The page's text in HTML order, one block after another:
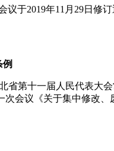
于2019年11月29日修
省第十一届人民代表大
会议《关于集中修改